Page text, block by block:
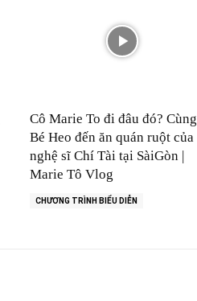
Cô Marie To đi đâu đó? Cùng
Bé Heo đến ăn quán ruột của
nghệ sĩ Chí Tài tại SàiGòn |
Marie Tô Vlog
CHƯƠNG TRÌNH BIỂU DIỄN